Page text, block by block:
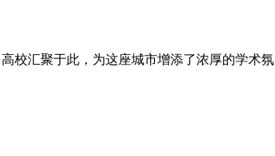
汇聚于此，为这座城市增添了浓厚的学术